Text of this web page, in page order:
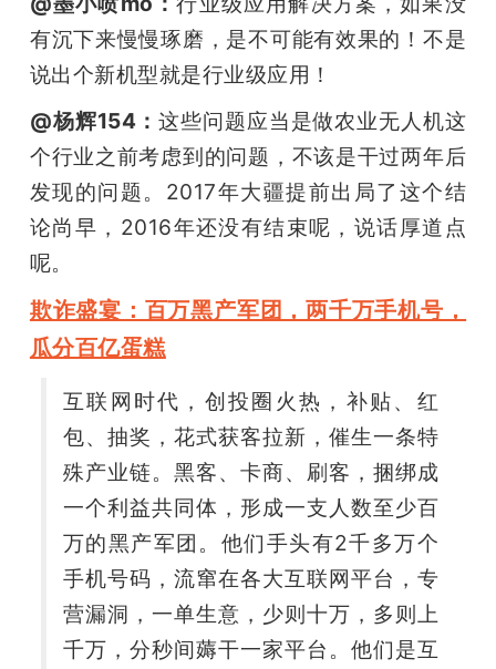
有沉下来慢慢琢磨，是不可能有效果的！不是
说出个新机型就是行业级应用！
@杨辉154：这些问题应当是做农业无人机这
个行业之前考虑到的问题，不该是干过两年后
发现的问题。2017年大疆提前出局了这个结
论尚早，2016年还没有结束呢，说话厚道点
呢。
欺诈盛宴：百万黑产军团，两千万手机号，
瓜分百亿蛋糕
互联网时代，创投圈火热，补贴、红
包、抽奖，花式获客拉新，催生一条特
殊产业链。黑客、卡商、刷客，捆绑成
一个利益共同体，形成一支人数至少百
万的黑产军团。他们手头有2千多万个
手机号码，流窜在各大互联网平台，专
营漏洞，一单生意，少则十万，多则上
千万，分秒间薅干一家平台。他们是互